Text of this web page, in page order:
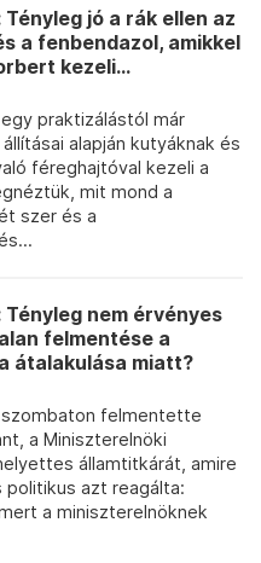
jó a rák ellen az
a fenbendazol, amikkel
kezeli...
praktizálástól már
alapján kutyáknak és
féreghajtóval kezeli a
mit mond a
szer és a
nem érvényes
felmentése a
átalakulása miatt?
szombaton felmentette
a Miniszterelnöki
államtitkárát, amire
azt reagálta:
a miniszterelnöknek